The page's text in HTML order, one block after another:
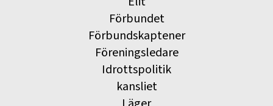
Förbundet
Förbundskaptener
Föreningsledare
Idrottspolitik
kansliet